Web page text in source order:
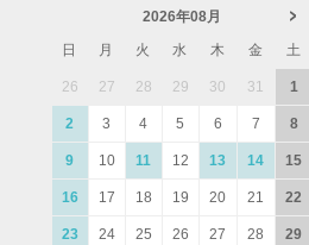
2026年08月
日
月 火 水 木 金 土
26 27 28 29 30 31 1
2 3 4 5 6 7 8
9 10 11 12 13 14 15
16 17 18 19 20 21 22
23 24 25 26 27 28 29